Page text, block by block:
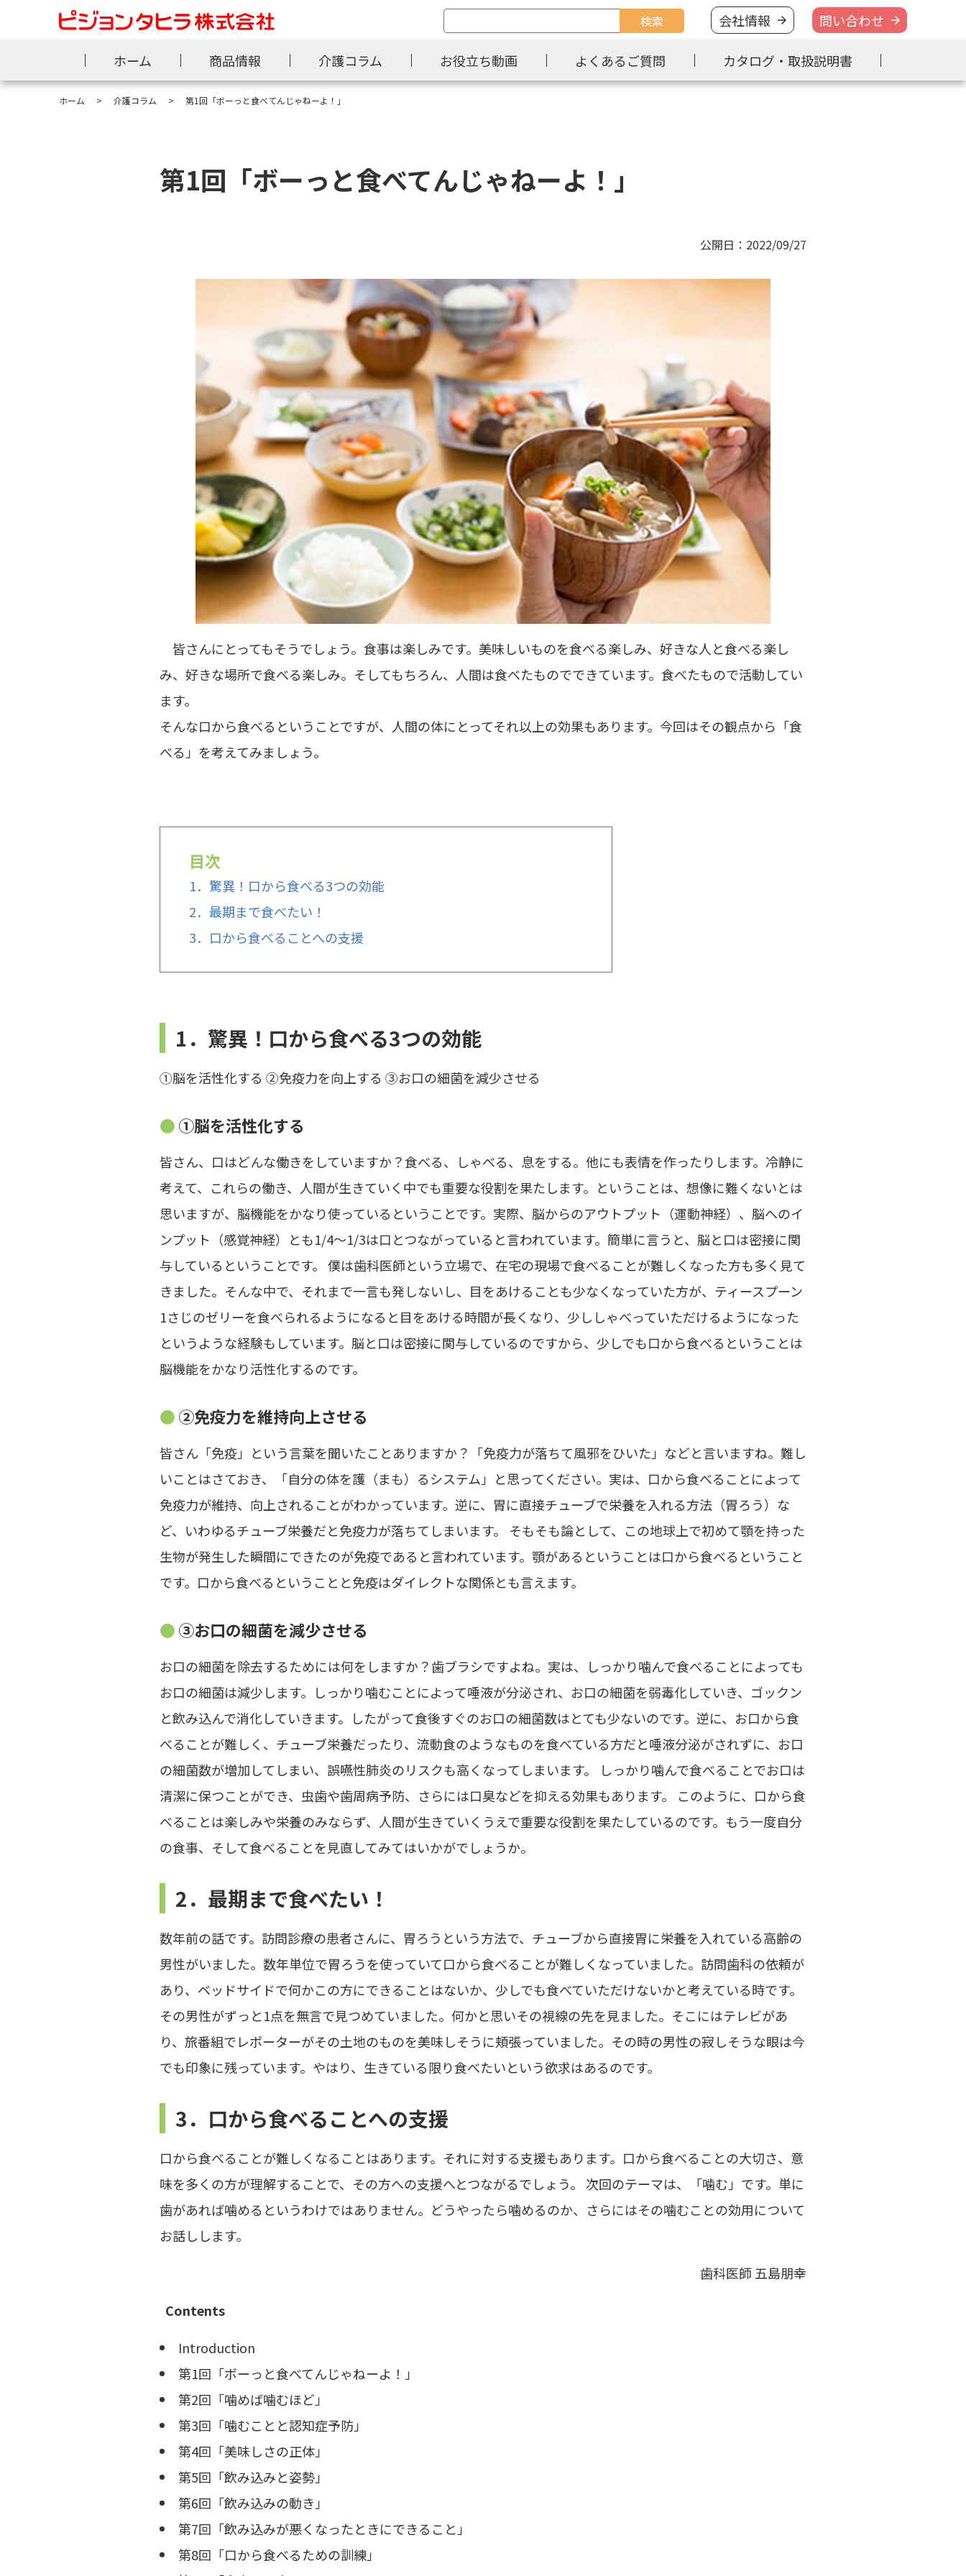
検索 会社情報 問い合わせ
ホーム 商品情報 介護コラム お役立ち動画 よくあるご質問 カタログ・取扱説明書
ホーム 介護コラム 第1回「ボーっと食べてんじゃねーよ！」
第1回「ボーっと食べてんじゃねーよ！」
公開日：2022/09/27
皆さんにとってもそうでしょう。食事は楽しみです。美味しいものを食べる楽しみ、好きな人と食べる楽し
み、好きな場所で食べる楽しみ。そしてもちろん、人間は食べたものでできています。食べたもので活動してい
ます。
そんな口から食べるということですが、人間の体にとってそれ以上の効果もあります。今回はその観点から「食
べる」を考えてみましょう。
目次
1．驚異！口から食べる3つの効能
2．最期まで食べたい！
3．口から食べることへの支援
1．驚異！口から食べる3つの効能
①脳を活性化する ②免疫力を向上する ③お口の細菌を減少させる
①脳を活性化する
皆さん、口はどんな働きをしていますか？食べる、しゃべる、息をする。他にも表情を作ったりします。冷静に
考えて、これらの働き、人間が生きていく中でも重要な役割を果たします。ということは、想像に難くないとは
思いますが、脳機能をかなり使っているということです。実際、脳からのアウトプット（運動神経）、脳へのイ
ンプット（感覚神経）とも1/4～1/3は口とつながっていると言われています。簡単に言うと、脳と口は密接に関
与しているということです。 僕は歯科医師という立場で、在宅の現場で食べることが難しくなった方も多く見て
きました。そんな中で、それまで一言も発しないし、目をあけることも少なくなっていた方が、ティースプーン
1さじのゼリーを食べられるようになると目をあける時間が長くなり、少ししゃべっていただけるようになった
というような経験もしています。脳と口は密接に関与しているのですから、少しでも口から食べるということは
脳機能をかなり活性化するのです。
②免疫力を維持向上させる
皆さん「免疫」という言葉を聞いたことありますか？「免疫力が落ちて風邪をひいた」などと言いますね。難し
いことはさておき、「自分の体を護（まも）るシステム」と思ってください。実は、口から食べることによって
免疫力が維持、向上されることがわかっています。逆に、胃に直接チューブで栄養を入れる方法（胃ろう）な
ど、いわゆるチューブ栄養だと免疫力が落ちてしまいます。 そもそも論として、この地球上で初めて顎を持った
生物が発生した瞬間にできたのが免疫であると言われています。顎があるということは口から食べるということ
です。口から食べるということと免疫はダイレクトな関係とも言えます。
③お口の細菌を減少させる
お口の細菌を除去するためには何をしますか？歯ブラシですよね。実は、しっかり噛んで食べることによっても
お口の細菌は減少します。しっかり噛むことによって唾液が分泌され、お口の細菌を弱毒化していき、ゴックン
と飲み込んで消化していきます。したがって食後すぐのお口の細菌数はとても少ないのです。逆に、お口から食
べることが難しく、チューブ栄養だったり、流動食のようなものを食べている方だと唾液分泌がされずに、お口
の細菌数が増加してしまい、誤嚥性肺炎のリスクも高くなってしまいます。 しっかり噛んで食べることでお口は
清潔に保つことができ、虫歯や歯周病予防、さらには口臭などを抑える効果もあります。 このように、口から食
べることは楽しみや栄養のみならず、人間が生きていくうえで重要な役割を果たしているのです。もう一度自分
の食事、そして食べることを見直してみてはいかがでしょうか。
2．最期まで食べたい！
数年前の話です。訪問診療の患者さんに、胃ろうという方法で、チューブから直接胃に栄養を入れている高齢の
男性がいました。数年単位で胃ろうを使っていて口から食べることが難しくなっていました。訪問歯科の依頼が
あり、ベッドサイドで何かこの方にできることはないか、少しでも食べていただけないかと考えている時です。
その男性がずっと1点を無言で見つめていました。何かと思いその視線の先を見ました。そこにはテレビがあ
り、旅番組でレポーターがその土地のものを美味しそうに頬張っていました。その時の男性の寂しそうな眼は今
でも印象に残っています。やはり、生きている限り食べたいという欲求はあるのです。
3．口から食べることへの支援
口から食べることが難しくなることはあります。それに対する支援もあります。口から食べることの大切さ、意
味を多くの方が理解することで、その方への支援へとつながるでしょう。 次回のテーマは、「噛む」です。単に
歯があれば噛めるというわけではありません。どうやったら噛めるのか、さらにはその噛むことの効用について
お話しします。
歯科医師 五島朋幸
Contents
Introduction
第1回「ボーっと食べてんじゃねーよ！」
第2回「噛めば噛むほど」
第3回「噛むことと認知症予防」
第4回「美味しさの正体」
第5回「飲み込みと姿勢」
第6回「飲み込みの動き」
第7回「飲み込みが悪くなったときにできること」
第8回「口から食べるための訓練」